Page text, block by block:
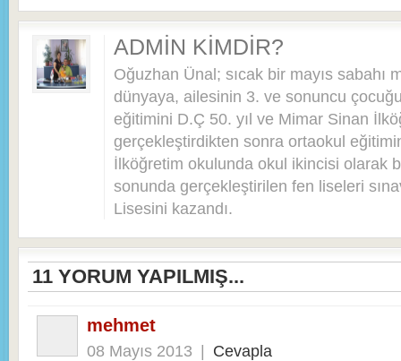
ADMIN KIMDIR?
Oğuzhan Ünal; sıcak bir mayıs sabahı
dünyaya, ailesinin 3. ve sonuncu
eğitimini D.Ç 50. yıl ve Mimar Sinan
gerçekleştirdikten sonra ortaokul
İlköğretim okulunda okul ikincisi olarak
sonunda gerçekleştirilen fen liseleri
Lisesini kazandı.
11 YORUM YAPILMIŞ...
mehmet
08 Mayıs 2013 | Cevapla